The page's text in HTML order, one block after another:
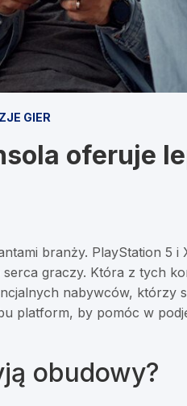
GIER
oferuje
branży. PlayStation 5 i
graczy. Która z tych
nabywców, którzy
platform, by pomóc w
obudowy?